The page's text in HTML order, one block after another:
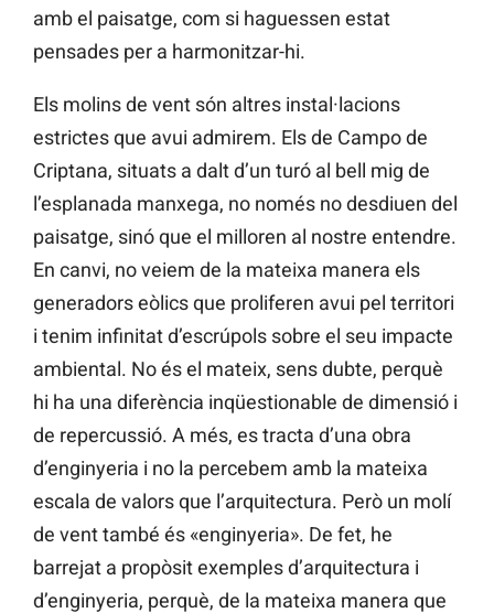
amb el paisatge, com si haguessen estat
pensades per a harmonitzar-hi.
Els molins de vent són altres instal·lacions
estrictes que avui admirem. Els de Campo de
Criptana, situats a dalt d’un turó al bell mig de
l’esplanada manxega, no només no desdiuen del
paisatge, sinó que el milloren al nostre entendre.
En canvi, no veiem de la mateixa manera els
generadors eòlics que proliferen avui pel territori
i tenim infinitat d’escrúpols sobre el seu impacte
ambiental. No és el mateix, sens dubte, perquè
hi ha una diferència inqüestionable de dimensió i
de repercussió. A més, es tracta d’una obra
d’enginyeria i no la percebem amb la mateixa
escala de valors que l’arquitectura. Però un molí
de vent també és «enginyeria». De fet, he
barrejat a propòsit exemples d’arquitectura i
d’enginyeria, perquè, de la mateixa manera que